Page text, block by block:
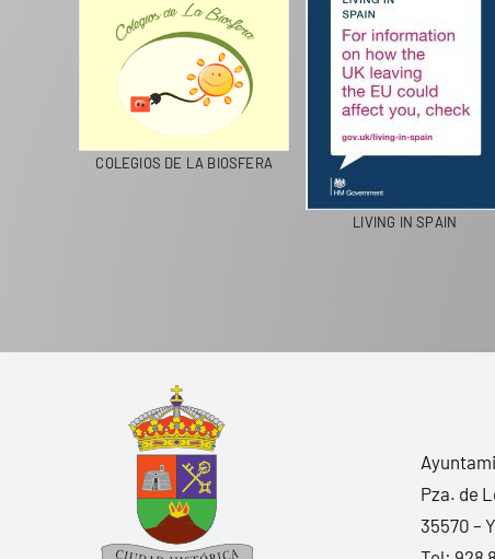
COLEGIOS DE LA BIOSFERA
LIVING IN SPAIN
Pza. de
35570 –